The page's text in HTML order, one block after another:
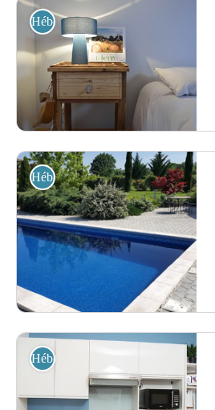
Hébergement
Hébergement
Hébergement